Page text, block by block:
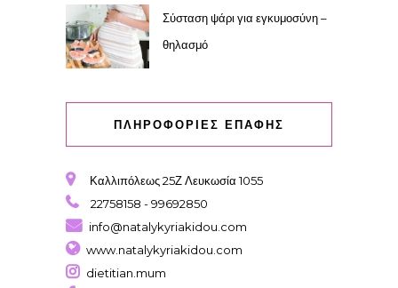
Σύσταση ψάρι για εγκυμοσύνη –
θηλασμό
ΠΛΗΡΟΦΟΡΙΕΣ ΕΠΑΦΗΣ
Καλλιπόλεως 25Ζ Λευκωσία 1055
22758158 - 99692850
info@natalykyriakidou.com
www.natalykyriakidou.com
dietitian.mum